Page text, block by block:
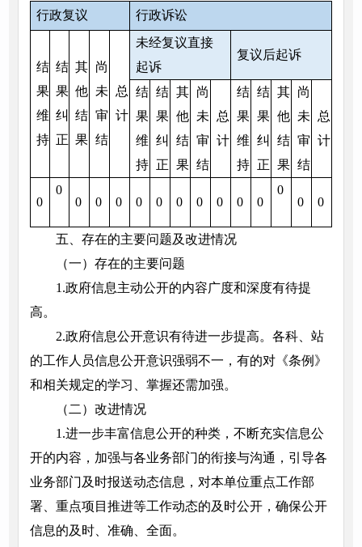
行政复议
行政诉讼
结
果
维
持
结
果
纠
正
其
他
结
果
尚
未
审
结
总
计
未经复议直接
起诉
复议后起诉
结
果
维
持
结
果
纠
正
其
他
结
果
尚
未
审
结
总
计
结
果
维
持
结
果
纠
正
其
他
结
果
尚
未
审
结
总
计
0
0
0
0 0 0 0 0 0 0 0 0
0
0
0
五、存在的主要问题及改进情况
（一）存在的主要问题
1.政府信息主动公开的内容广度和深度有待提
高。
2.政府信息公开意识有待进一步提高。各科、站
的工作人员信息公开意识强弱不一，有的对《条例》
和相关规定的学习、掌握还需加强。
（二）改进情况
1.进一步丰富信息公开的种类，不断充实信息公
开的内容，加强与各业务部门的衔接与沟通，引导各
业务部门及时报送动态信息，对本单位重点工作部
署、重点项目推进等工作动态的及时公开，确保公开
信息的及时、准确、全面。